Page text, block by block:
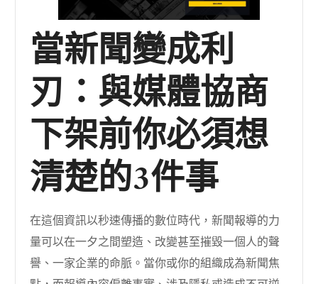
當新聞變成利
刃：與媒體協商
下架前你必須想
清楚的3件事
在這個資訊以秒速傳播的數位時代，新聞報導的力
量可以在一夕之間塑造、改變甚至摧毀一個人的聲
譽、一家企業的命脈。當你或你的組織成為新聞焦